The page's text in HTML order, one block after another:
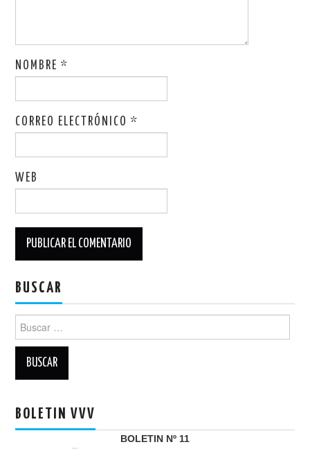
NOMBRE*
CORREO ELECTRÓNICO*
WEB
BUSCAR
BOLETIN VVV
BOLETIN Nº 11